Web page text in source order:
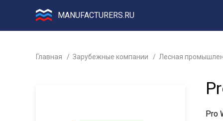
MANUFACTURERS.RU
Главная Зарубежные компании Лесная
Pro